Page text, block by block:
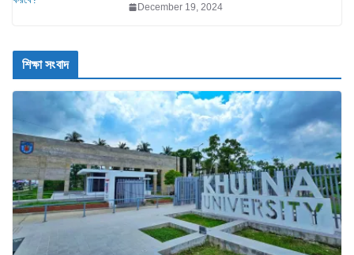
December 19, 2024
শিক্ষা সংবাদ